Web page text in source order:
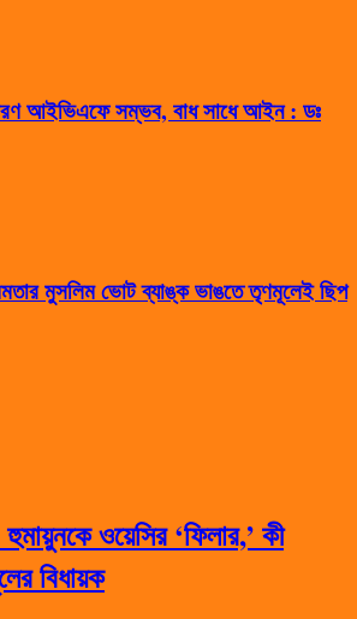
আইভিএফে সম্ভব, বাধ সাধে আইন : ডঃ
মুসলিম ভোট ব্যাঙ্ক ভাঙতে তৃণমূলেই ছিপ
ওয়েসির ‘ফিলার,’ কী
বিধায়ক